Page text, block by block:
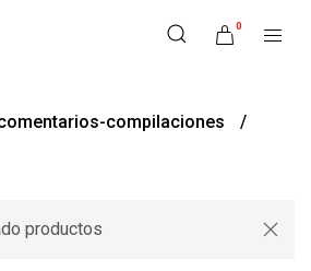
0
compilaciones
productos